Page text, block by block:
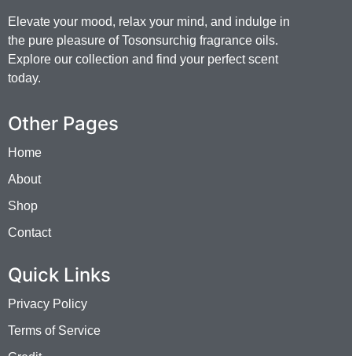
Elevate your mood, relax your mind, and indulge in
the pure pleasure of Tosonsurchig fragrance oils.
Explore our collection and find your perfect scent
today.
Other Pages
Home
About
Shop
Contact
Quick Links
Privacy Policy
Terms of Service